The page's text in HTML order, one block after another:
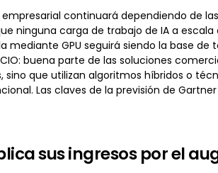
continuará dependiendo de
ninguna carga de trabajo de IA a
mediante GPU seguirá siendo la base
buena parte de las soluciones
sino que utilizan algoritmos híbridos o
Las claves de la previsión de
sus ingresos por el